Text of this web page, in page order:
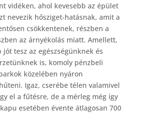
vidéken, ahol kevesebb az épület
nevezik hősziget-hatásnak, amit a
csökkentenek, részben a
az árnyékolás miatt. Amellett,
jót tesz az egészségünknek és
is, komoly pénzbeli
közelében nyáron
Igaz, cserébe télen valamivel
el a fűtésre, de a mérleg még így
esetében évente átlagosan 700